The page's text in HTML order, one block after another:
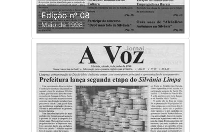
Edição nº 08
Maio de 1998